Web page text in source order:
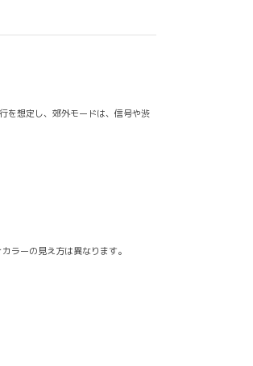
を想定し、郊外モードは、信号や渋
ラーの見え方は異なります。